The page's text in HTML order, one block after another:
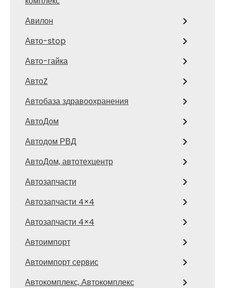
Авилон
Авто-stop
Авто-гайка
АвтоZ
Автобаза здравоохранения
АвтоДом
Автодом РВД
АвтоДом, автотехцентр
Автозапчасти
Автозапчасти 4×4
Автозапчасти 4×4
Автоимпорт
Автоимпорт сервис
Автокомплекс, Автокомплекс